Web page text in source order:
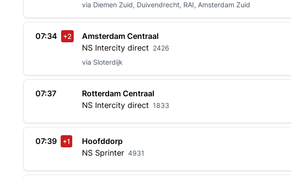
via Diemen Zuid, Duivendrecht, RAI, Amsterdam Zuid
07:34 +2
Amsterdam Centraal
NS Intercity direct 2426
via Sloterdijk
07:37
Rotterdam Centraal
NS Intercity direct 1833
07:39 +1
Hoofddorp
NS Sprinter 4931